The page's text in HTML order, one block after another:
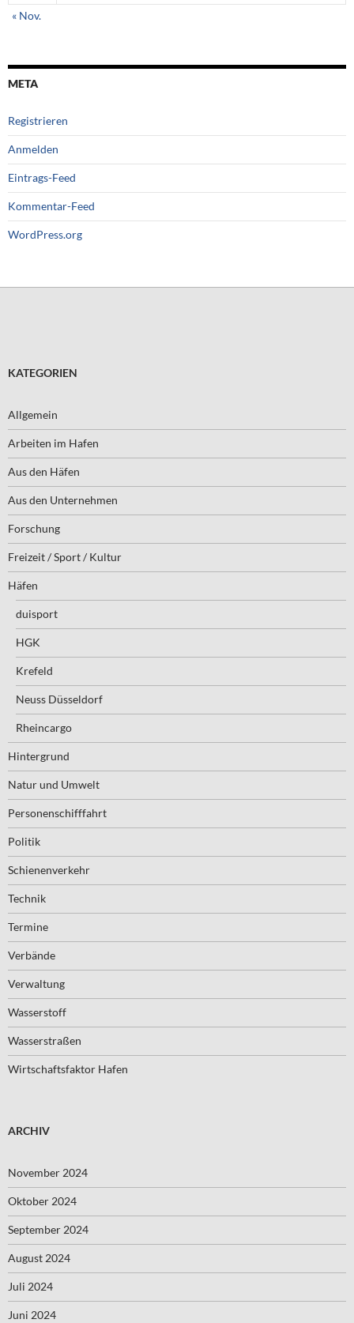
« Nov.
META
Registrieren
Anmelden
Eintrags-Feed
Kommentar-Feed
WordPress.org
KATEGORIEN
Allgemein
Arbeiten im Hafen
Aus den Häfen
Aus den Unternehmen
Forschung
Freizeit / Sport / Kultur
Häfen
duisport
HGK
Krefeld
Neuss Düsseldorf
Rheincargo
Hintergrund
Natur und Umwelt
Personenschifffahrt
Politik
Schienenverkehr
Technik
Termine
Verbände
Verwaltung
Wasserstoff
Wasserstraßen
Wirtschaftsfaktor Hafen
ARCHIV
November 2024
Oktober 2024
September 2024
August 2024
Juli 2024
Juni 2024